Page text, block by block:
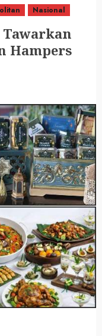
Nasional
Hampers